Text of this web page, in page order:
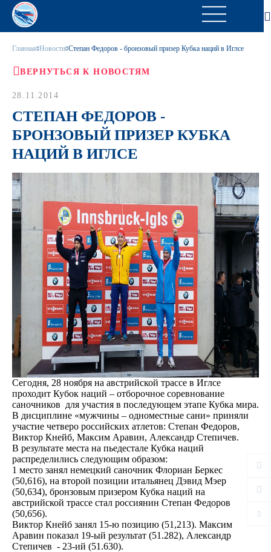
Главная Новости Степан Федоров - бронзовый призер Кубка наций в Иглсе
ВЕРНУТЬСЯ К НОВОСТЯМ
28.11.2014
СТЕПАН ФЕДОРОВ -
БРОНЗОВЫЙ ПРИЗЕР КУБКА
НАЦИЙ В ИГЛСЕ
Сегодня, 28 ноября на австрийской трассе в Иглсе
проходит Кубок наций – отборочное соревнование
саночников для участия в последующем этапе Кубка мира.
В дисциплине «мужчины – одноместные сани» приняли
участие четверо российских атлетов: Степан Федоров,
Виктор Кнейб, Максим Аравин, Александр Степичев.
В результате места на пьедестале Кубка наций
распределились следующим образом:
1 место занял немецкий саночник Флориан Беркес
(50,616), на второй позиции итальянец Дэвид Мэер
(50,634), бронзовым призером Кубка наций на
австрийской трассе стал россиянин Степан Федоров
(50,656).
Виктор Кнейб занял 15-ю позицию (51,213). Максим
Аравин показал 19-ый результат (51.282), Александр
Степичев - 23-ий (51.630).